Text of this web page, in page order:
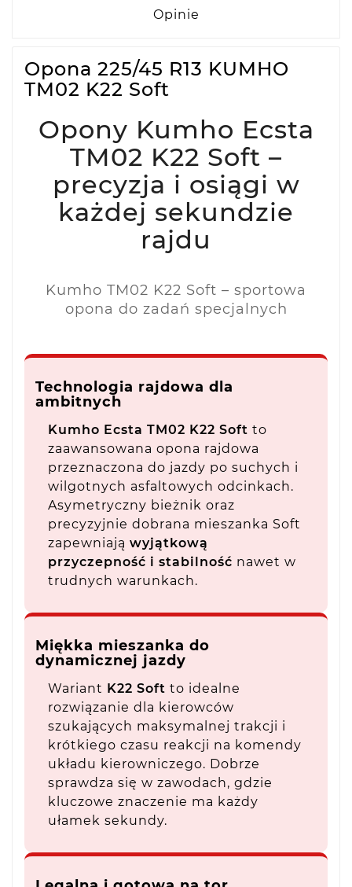
Opinie
Opona 225/45 R13 KUMHO
TM02 K22 Soft
Opony Kumho Ecsta
TM02 K22 Soft –
precyzja i osiągi w
każdej sekundzie
rajdu
Kumho TM02 K22 Soft – sportowa
opona do zadań specjalnych
Technologia rajdowa dla
ambitnych
Kumho Ecsta TM02 K22 Soft to
zaawansowana opona rajdowa
przeznaczona do jazdy po suchych i
wilgotnych asfaltowych odcinkach.
Asymetryczny bieżnik oraz
precyzyjnie dobrana mieszanka Soft
zapewniają wyjątkową
przyczepność i stabilność nawet w
trudnych warunkach.
Miękka mieszanka do
dynamicznej jazdy
Wariant K22 Soft to idealne
rozwiązanie dla kierowców
szukających maksymalnej trakcji i
krótkiego czasu reakcji na komendy
układu kierowniczego. Dobrze
sprawdza się w zawodach, gdzie
kluczowe znaczenie ma każdy
ułamek sekundy.